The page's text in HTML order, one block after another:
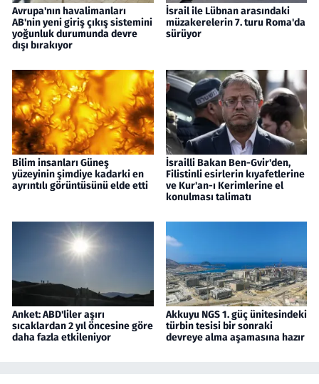
Avrupa'nın havalimanları
AB'nin yeni giriş çıkış sistemini
yoğunluk durumunda devre
dışı bırakıyor
İsrail ile Lübnan arasındaki
müzakerelerin 7. turu Roma'da
sürüyor
Bilim insanları Güneş
yüzeyinin şimdiye kadarki en
ayrıntılı görüntüsünü elde etti
İsrailli Bakan Ben-Gvir'den,
Filistinli esirlerin kıyafetlerine
ve Kur'an-ı Kerimlerine el
konulması talimatı
Anket: ABD'liler aşırı
sıcaklardan 2 yıl öncesine göre
daha fazla etkileniyor
Akkuyu NGS 1. güç ünitesindeki
türbin tesisi bir sonraki
devreye alma aşamasına hazır